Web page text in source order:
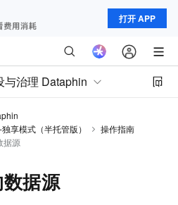
打开 APP
与治理 Dataphin
享模式（半托管版）
操作指南
据源
据源